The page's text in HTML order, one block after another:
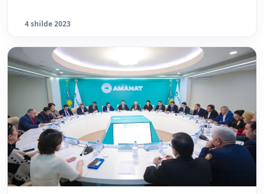
4 shilde 2023